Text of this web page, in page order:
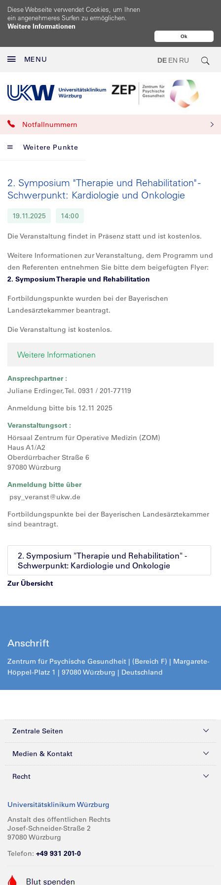
Ok
Diese Webseite verwendet Cookies, um Ihnen
ein angenehmeres Surfen zu ermöglichen.
Weitere Informationen
MENU DE EN RU
Notfallnummern
Weitere Punkte
2. Symposium "Therapie und Rehabilitation" -
Schwerpunkt: Kardiologie und Onkologie
19.11.2025 14:00
Die Veranstaltung findet in Präsenz statt und ist kostenlos.
Weitere Informationen zur Veranstaltung, dem Programm und
den Referenten entnehmen Sie bitte dem beigefügten Flyer:
2. Symposium Therapie und Rehabilitation
Fortbildungspunkte wurden bei der Bayerischen
Landesärztekammer beantragt.
Die Veranstaltung ist kostenlos.
Weitere Informationen
Ansprechpartner :
Juliane Erdinger, Tel. 0931 / 201-77119
Anmeldung bitte bis 12.11 2025
Veranstaltungsort :
Hörsaal Zentrum für Operative Medizin (ZOM)
Haus A1/A2
Oberdürrbacher Straße 6
97080 Würzburg
Anmeldung bitte über
psy_veranst@ukw.de
Fortbildungspunkte bei der Bayerischen Landesärztekammer
sind beantragt.
2. Symposium "Therapie und Rehabilitation" -
Schwerpunkt: Kardiologie und Onkologie
Zur Übersicht
Anschrift
Zentrum für Psychische Gesundheit | (Bereich F) | Margarete-
Höppel-Platz 1 | 97080 Würzburg | Deutschland
Zentrale Seiten
Kliniken & Zentren
Forschung
Karriere
Medien & Kontakt
Presse
Glossar
Spenden
Recht
Compliance
Impressum
Barrierefreiheit
Universitätsklinikum Würzburg
Anstalt des öffentlichen Rechts
Josef-Schneider-Straße 2
97080 Würzburg
Telefon: +49 931 201-0